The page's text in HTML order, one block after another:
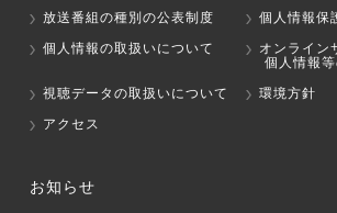
放送番組の種別の公表制度
個人情報保
個人情報の取扱いについて
オンライン
個人情報等
視聴データの取扱いについて
環境方針
アクセス
お知らせ